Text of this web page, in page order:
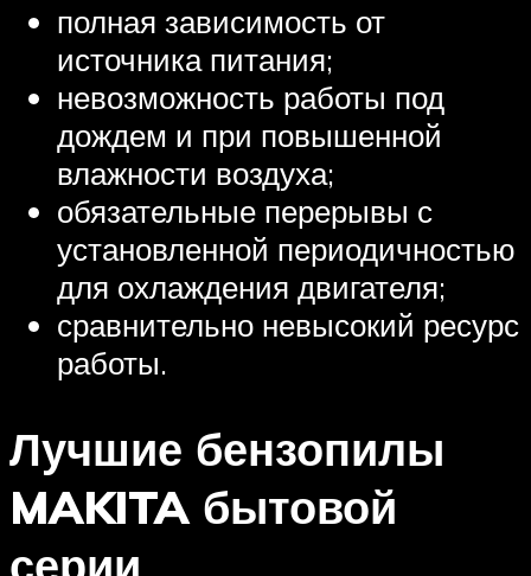
полная зависимость от
источника питания;
невозможность работы под
дождем и при повышенной
влажности воздуха;
обязательные перерывы с
установленной периодичностью
для охлаждения двигателя;
сравнительно невысокий ресурс
работы.
Лучшие бензопилы
MAKITA бытовой